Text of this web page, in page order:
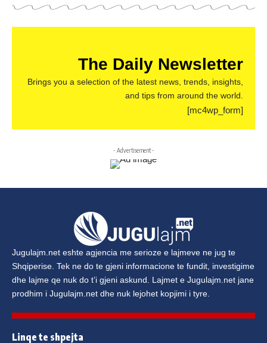
The Daily Newsletter
Brings you a selection of the latest news, trends, insights,
and tips from around the world.
[mc4wp_form]
- Advertisement -
Jugulajm.net eshte agjencia me serioze e lajmeve ne jug te
Shqiperise. Tek ne do te gjeni informacione te fundit, investigime
dhe lajme qe nuk do t’i gjeni askund. Lajmet e Jugulajm.net jane
prodhim i Jugulajm.net dhe nuk lejohet kopjimi i tyre.
Linqe te shpejta